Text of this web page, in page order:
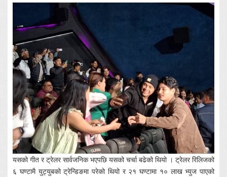
यसको गीत र ट्रेलर सार्वजनिक भएपछि यसको चर्चा बढेको थियो । ट्रेलर रिलिजको
६ घण्टामै युट्युबको ट्रेन्डिङमा परेको थियो र २१ घण्टामा १० लाख भ्युज पाएको